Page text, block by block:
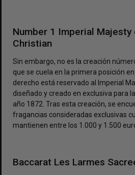
Number 1 Imperial Majesty
Christian
Sin embargo, no es la creación
que se cuela en la primera posición
derecho está reservado al Imperial
diseñado y creado en exclusiva para
año 1872. Tras esta creación, se
fragancias consideradas exclusivas
mantienen entre los 1.000 y 1.500
Baccarat Les Larmes